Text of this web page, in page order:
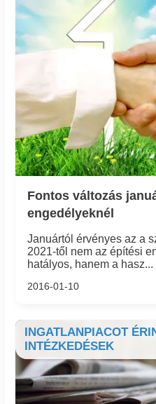
Fontos változás
engedélyeknél
Januártól érvényes az a
2021-től nem az építési
hatályos, hanem a hasz...
2016-01-10
INGATLANPIACOT
INTÉZKEDÉSEK